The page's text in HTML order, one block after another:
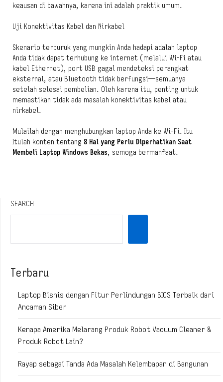
keausan di bawahnya, karena ini adalah praktik umum.
Uji Konektivitas Kabel dan Nirkabel
Skenario terburuk yang mungkin Anda hadapi adalah laptop
Anda tidak dapat terhubung ke internet (melalui Wi-Fi atau
kabel Ethernet), port USB gagal mendeteksi perangkat
eksternal, atau Bluetooth tidak berfungsi—semuanya
setelah selesai pembelian. Oleh karena itu, penting untuk
memastikan tidak ada masalah konektivitas kabel atau
nirkabel.
Mulailah dengan menghubungkan laptop Anda ke Wi-Fi. Itu
Itulah konten tentang 8 Hal yang Perlu Diperhatikan Saat
Membeli Laptop Windows Bekas, semoga bermanfaat.
SEARCH
Terbaru
Laptop Bisnis dengan Fitur Perlindungan BIOS Terbaik dari
Ancaman Siber
Kenapa Amerika Melarang Produk Robot Vacuum Cleaner &
Produk Robot Lain?
Rayap sebagai Tanda Ada Masalah Kelembapan di Bangunan